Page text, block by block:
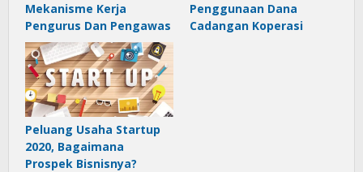
Mekanisme Kerja
Pengurus Dan Pengawas
Penggunaan Dana
Cadangan Koperasi
Peluang Usaha Startup
2020, Bagaimana
Prospek Bisnisnya?